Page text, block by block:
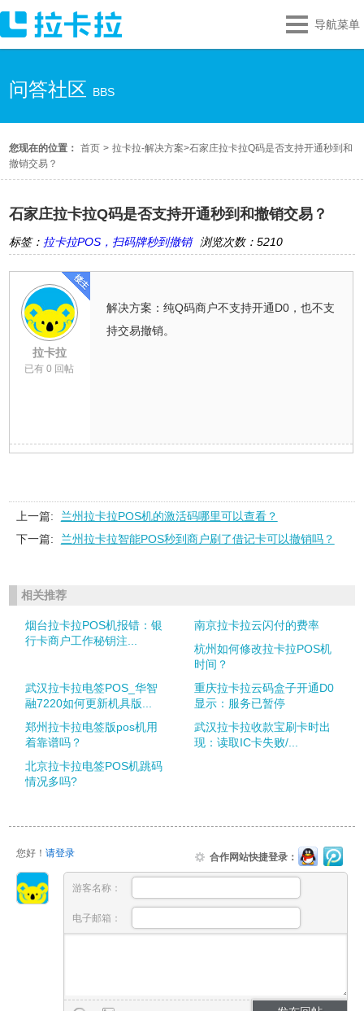
导航菜单
问答社区 BBS
您现在的位置： 首页 > 拉卡拉-解决方案>石家庄拉卡拉Q码是否支持开通秒到和
撤销交易？
石家庄拉卡拉Q码是否支持开通秒到和撤销交易？
标签： 拉卡拉POS，扫码牌秒到撤销 浏览次数：5210
拉卡拉
已有 0 回帖
解决方案：纯Q码商户不支持开通D0，也不支
持交易撤销。
上一篇:
兰州拉卡拉POS机的激活码哪里可以查看？
下一篇:
兰州拉卡拉智能POS秒到商户刷了借记卡可以撤销吗？
相关推荐
烟台拉卡拉POS机报错：银
行卡商户工作秘钥注...
南京拉卡拉云闪付的费率
杭州如何修改拉卡拉POS机
时间？
武汉拉卡拉电签POS_华智
融7220如何更新机具版...
重庆拉卡拉云码盒子开通D0
显示：服务已暂停
郑州拉卡拉电签版pos机用
着靠谱吗？
武汉拉卡拉收款宝刷卡时出
现：读取IC卡失败/...
北京拉卡拉电签POS机跳码
情况多吗?
您好！ 请登录 合作网站快捷登录：
游客名称：
电子邮箱：